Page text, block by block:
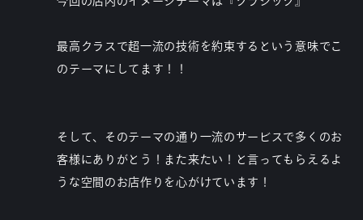
最高クラスで超一流の技術を約束するという意味でこ
のテーマにしてます！！
そして、そのテーマの通り一流のサービスで多くのお
客様にありがとう！また来たい！と言ってもらえるよ
うな空間のお店作りを心がけています！